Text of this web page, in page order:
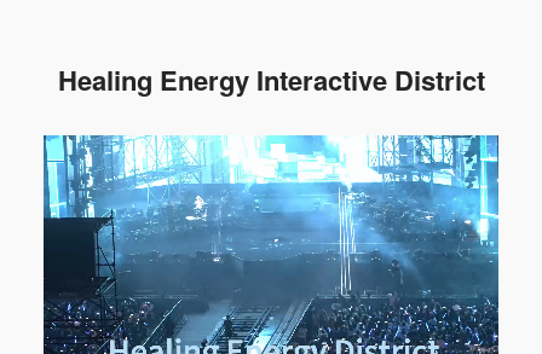
Healing Energy Interactive District